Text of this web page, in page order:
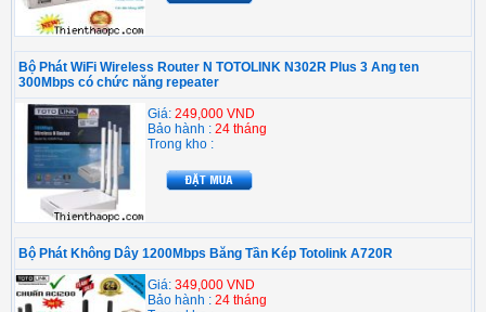
Bộ Phát WiFi Wireless Router N TOTOLINK N302R Plus 3 Ang ten
300Mbps có chức năng repeater
Giá: 249,000 VND
Bảo hành : 24 tháng
Trong kho :
Bộ Phát Không Dây 1200Mbps Băng Tần Kép Totolink A720R
Giá: 349,000 VND
Bảo hành : 24 tháng